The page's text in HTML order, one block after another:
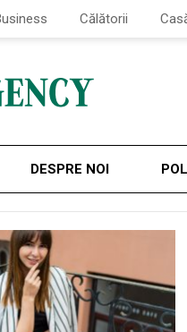
Călătorii
DESPRE NOI